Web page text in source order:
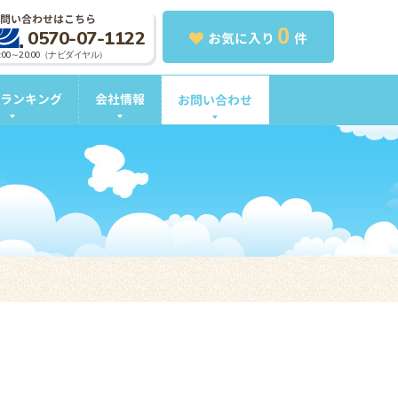
お気に入り 0 件
い合わせはこちら
0570-07-1122
～20:00（ナビダイヤル）
ンキング 会社情報 お問い合わせ